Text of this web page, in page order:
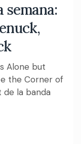
semana:
Alone but
the Corner of
de la banda